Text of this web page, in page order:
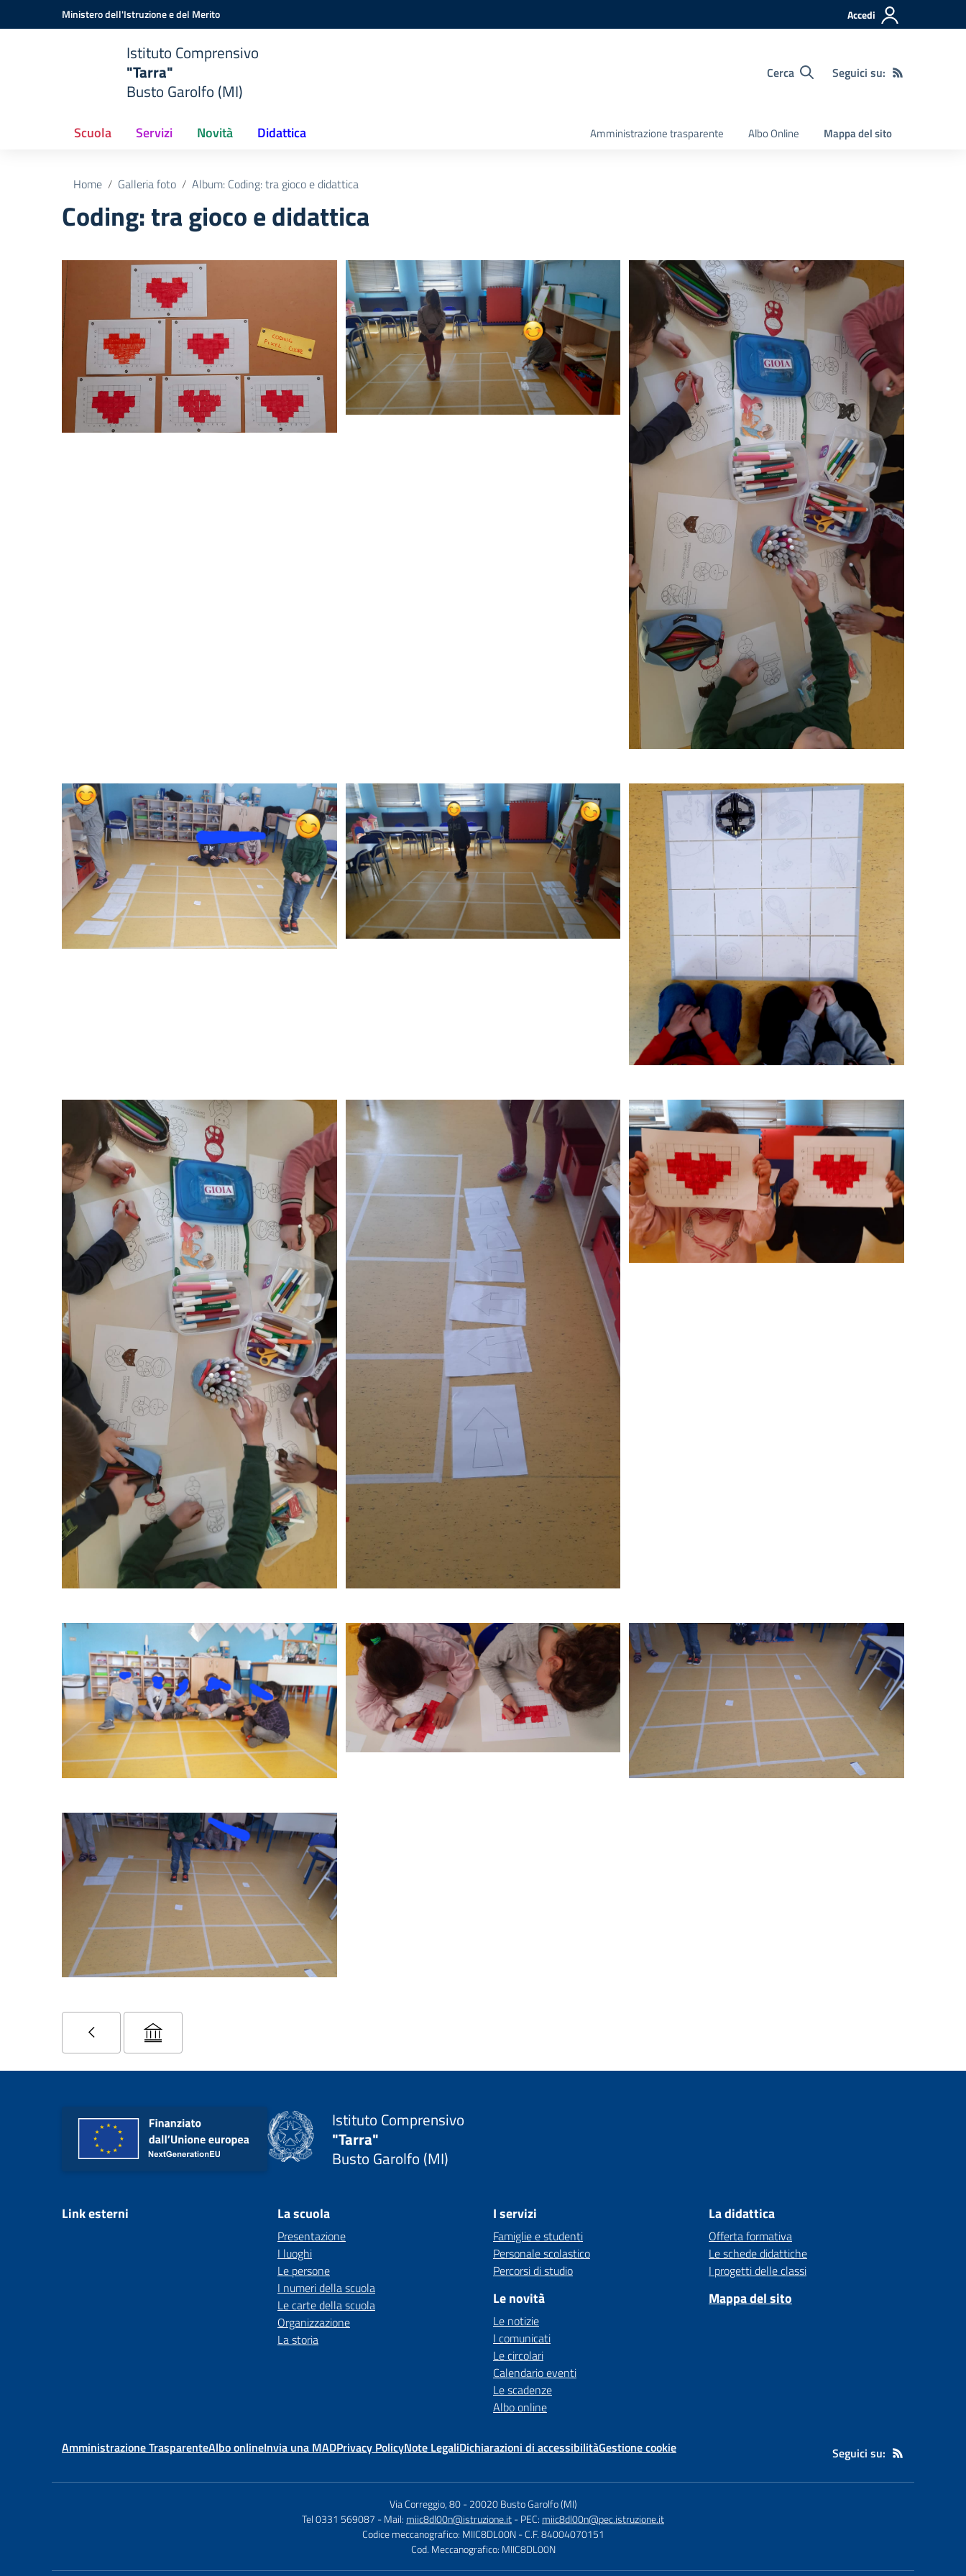
Vai ai contenuti
Vai al menu di navigazioneMinistero dell'Istruzione e del Merito Accedi
Istituto Comprensivo
"Tarra"
Busto Garolfo (MI)
Cerca Seguici su:
Scuola Servizi Novità Didattica Amministrazione trasparente Albo Online Mappa del sito
Home Galleria foto Album: Coding: tra gioco e didattica
Coding: tra gioco e didattica
Istituto Comprensivo
"Tarra"
Busto Garolfo (MI)
Link esterni La scuola
Presentazione
I luoghi
Le persone
I numeri della scuola
Le carte della scuola
Organizzazione
La storia
I servizi
Famiglie e studenti
Personale scolastico
Percorsi di studio
Le novità
Le notizie
I comunicati
Le circolari
Calendario eventi
Le scadenze
Albo online
La didattica
Offerta formativa
Le schede didattiche
I progetti delle classi
Mappa del sito
Amministrazione TrasparenteAlbo onlineInvia una MADPrivacy PolicyNote LegaliDichiarazioni di accessibilitàGestione cookie Seguici su:
Via Correggio, 80 -20020 Busto Garolfo (MI)
Tel 0331 569087 - Mail: miic8dl00n@istruzione.it- PEC: miic8dl00n@pec.istruzione.it
Codice meccanografico: MIIC8DL00N - C.F. 84004070151
Cod. Meccanografico: MIIC8DL00N